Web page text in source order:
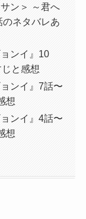
ン＞ ～君へ
ネタバレあ
ンイ』10
と感想
ンイ』7話〜
想
ンイ』4話〜
想